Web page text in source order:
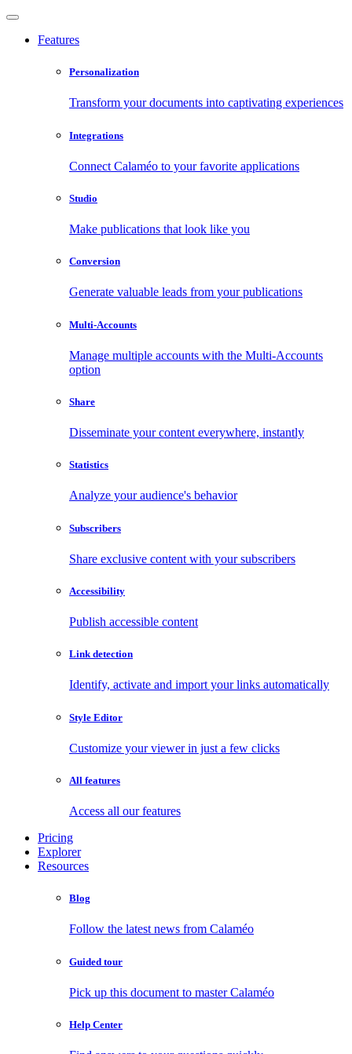
Features
Personalization
Transform your documents into captivating experiences
Integrations
Connect Calaméo to your favorite applications
Studio
Make publications that look like you
Conversion
Generate valuable leads from your publications
Multi-Accounts
Manage multiple accounts with the Multi-Accounts
option
Share
Disseminate your content everywhere, instantly
Statistics
Analyze your audience's behavior
Subscribers
Share exclusive content with your subscribers
Accessibility
Publish accessible content
Link detection
Identify, activate and import your links automatically
Style Editor
Customize your viewer in just a few clicks
All features
Access all our features
Pricing
Explorer
Resources
Blog
Follow the latest news from Calaméo
Guided tour
Pick up this document to master Calaméo
Help Center